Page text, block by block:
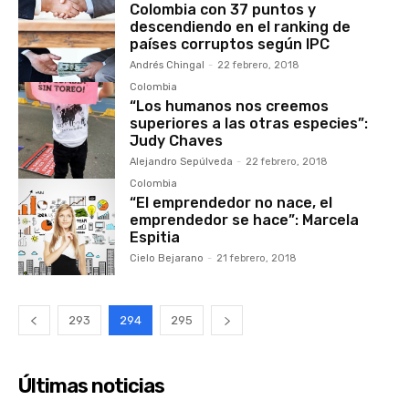
Colombia con 37 puntos y
descendiendo en el ranking de
países corruptos según IPC
Andrés Chingal - 22 febrero, 2018
Colombia
“Los humanos nos creemos
superiores a las otras especies”:
Judy Chaves
Alejandro Sepúlveda - 22 febrero, 2018
Colombia
“El emprendedor no nace, el
emprendedor se hace”: Marcela
Espitia
Cielo Bejarano - 21 febrero, 2018
293 294 295
Últimas noticias